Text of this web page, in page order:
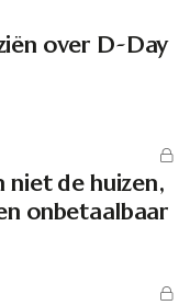
over D-Day
niet de huizen,
onbetaalbaar